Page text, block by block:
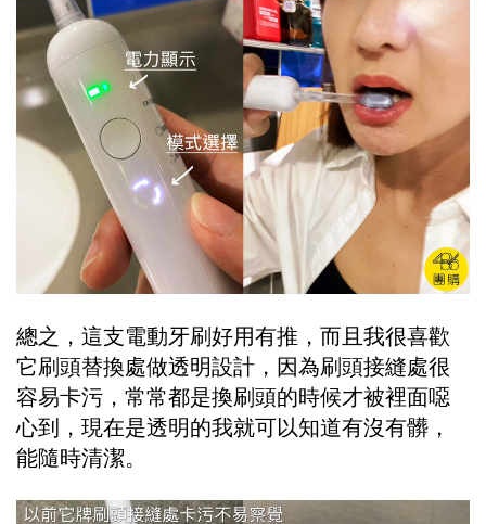
總之，這支電動牙刷好用有推，而且我很喜歡
它刷頭替換處做透明設計，因為刷頭接縫處很
容易卡污，常常都是換刷頭的時候才被裡面噁
心到，現在是透明的我就可以知道有沒有髒，
能隨時清潔。